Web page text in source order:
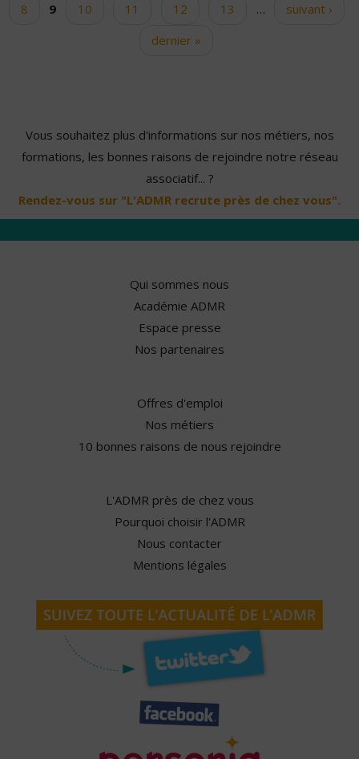
8
9 10 11 12 13 …
suivant ›
dernier »
Vous souhaitez plus d'informations sur nos métiers, nos
formations, les bonnes raisons de rejoindre notre réseau
associatif... ?
Rendez-vous sur "L'ADMR recrute près de chez vous".
Qui sommes nous
Académie ADMR
Espace presse
Nos partenaires
Offres d'emploi
Nos métiers
10 bonnes raisons de nous rejoindre
L'ADMR près de chez vous
Pourquoi choisir l'ADMR
Nous contacter
Mentions légales